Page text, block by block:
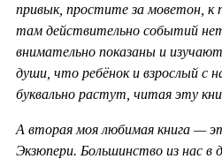
привык, простите за моветон, к
там действительно событий
внимательно показаны и
души, что ребёнок и взрослый с
буквально растут, читая эту
А вторая моя любимая книга —
Экзюпери. Большинство из нас в